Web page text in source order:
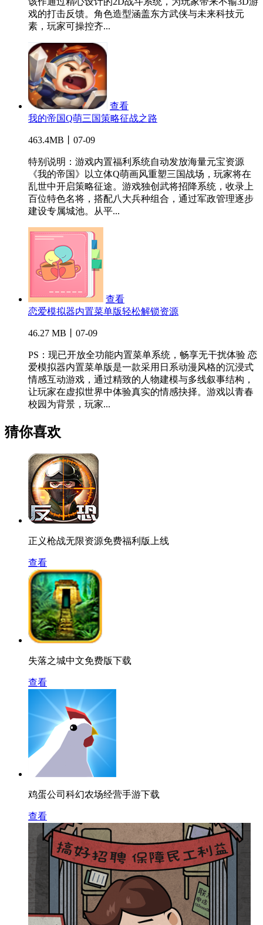
戏的打击反馈。角色造型涵盖东方武侠与未来科技元
素，玩家可操控齐...
查看
我的帝国Q萌三国策略征战之路
463.4MB丨07-09
特别说明：游戏内置福利系统自动发放海量元宝资源
《我的帝国》以立体Q萌画风重塑三国战场，玩家将在
乱世中开启策略征途。游戏独创武将招降系统，收录上
百位特色名将，搭配八大兵种组合，通过军政管理逐步
建设专属城池。从平...
查看
恋爱模拟器内置菜单版轻松解锁资源
46.27 MB丨07-09
PS：现已开放全功能内置菜单系统，畅享无干扰体验 恋
爱模拟器内置菜单版是一款采用日系动漫风格的沉浸式
情感互动游戏，通过精致的人物建模与多线叙事结构，
让玩家在虚拟世界中体验真实的情感抉择。游戏以青春
校园为背景，玩家...
猜你喜欢
正义枪战无限资源免费福利版上线
查看
失落之城中文免费版下载
查看
鸡蛋公司科幻农场经营手游下载
查看